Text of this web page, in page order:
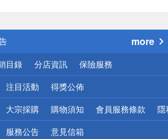
配送
！請小心！
more
目錄 分店資訊 保險服務
注目活動 得獎公佈
大宗採購 購物須知 會員服務條款 隱
服務公告 意見信箱